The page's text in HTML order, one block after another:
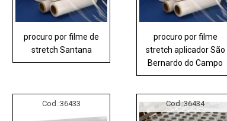
procuro por filme de
stretch Santana
procuro por filme
stretch aplicador São
Bernardo do Campo
Cod.:36433 Cod.:36434